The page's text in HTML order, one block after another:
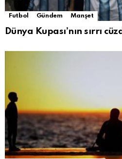
Futbol Gündem Manşet
Dünya Kupası’nın sırrı